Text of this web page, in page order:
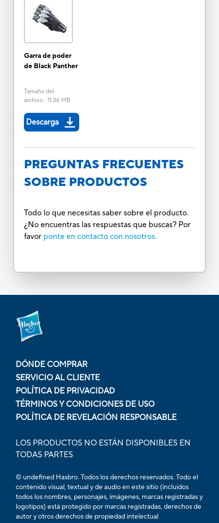
Garra de poder
de Black Panther
Tamaño del
archivo: 11.36 MB
Descarga
PREGUNTAS FRECUENTES
SOBRE PRODUCTOS
Todo lo que necesitas saber sobre el producto.
¿No encuentras las respuestas que buscas? Por
favor ponte en contacto con nosotros.
DÓNDE COMPRAR
SERVICIO AL CLIENTE
POLÍTICA DE PRIVACIDAD
TÉRMINOS Y CONDICIONES DE USO
POLÍTICA DE REVELACIÓN RESPONSABLE
LOS PRODUCTOS NO ESTÁN DISPONIBLES EN
TODAS PARTES
© undefined Hasbro. Todos los derechos reservados. Todo el
contenido visual, textual y de audio en este sitio (incluidos
todos los nombres, personajes, imágenes, marcas registradas y
logotipos) está protegido por marcas registradas, derechos de
autor y otros derechos de propiedad intelectual